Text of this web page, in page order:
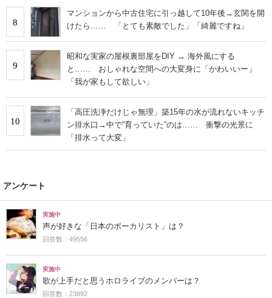
8
マンションから中古住宅に引っ越して10年後→玄関を開
けたら…… 「とても素敵でした」「綺麗ですね」
9
昭和な実家の屋根裏部屋をDIY → 海外風にする
と…… おしゃれな空間への大変身に「かわいいー」
「我が家もして欲しい」
10
「高圧洗浄だけじゃ無理」築15年の水が流れないキッチ
ン排水口→中で“育っていた”のは…… 衝撃の光景に
「排水って大変」
アンケート
実施中
声が好きな「日本のボーカリスト」は？
回答数：49556
実施中
歌が上手だと思うホロライブのメンバーは？
回答数：23892